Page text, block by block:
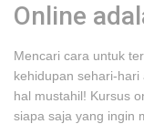
Online
Mencari cara untuk
kehidupan sehari-
hal mustahil! Kursus
siapa saja yang ingin